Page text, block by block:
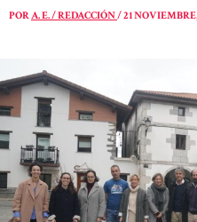
PORA. E. / REDACCIÓN/21